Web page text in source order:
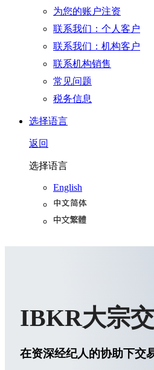
为您的账户注资
联系我们：个人客户
联系我们：机构客户
联系机构销售
常见问题
税务信息
选择语言
返回
选择语言
English
IBKR大宗
在资深经纪人的协助下交